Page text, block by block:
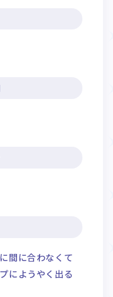
間に合わなくて
にようやく出る